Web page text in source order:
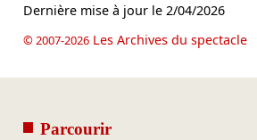
Dernière mise à jour le 2/04/2026
© 2007-2026Les Archives du spectacle
Parcourir